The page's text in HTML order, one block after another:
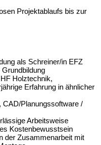
Projektablaufs bis zur
als Schreiner/in EFZ
Holztechnik,
Erfahrung in ähnlicher
Planungssoftware /
Arbeitsweise
Kostenbewusstsein
der Zusammenarbeit mit